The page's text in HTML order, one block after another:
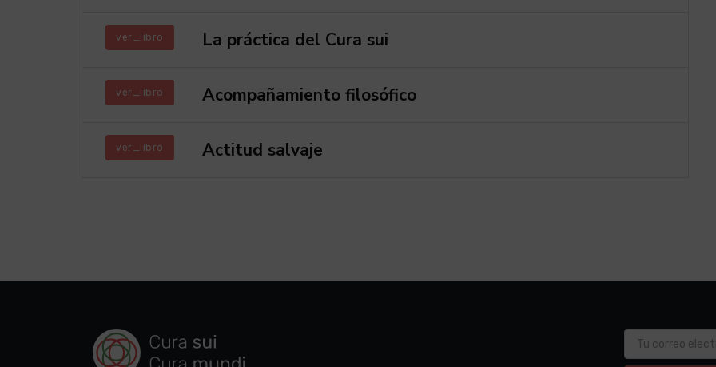
ver_libro La práctica del Cura sui
ver_libro Acompañamiento filosófico
ver_libro Actitud salvaje